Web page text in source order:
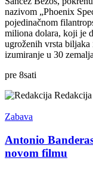
nazivom „Phoenix
pojedinačnom
miliona dolara, koji je
ugroženih vrsta
izumiranje u 30
pre 8sati
Redakcija
Zabava
Antonio
novom filmu